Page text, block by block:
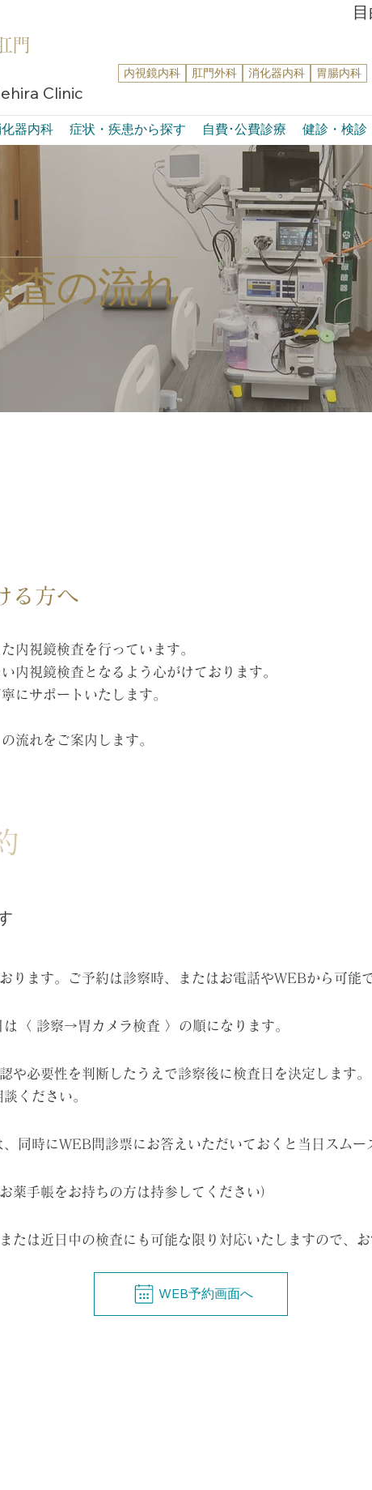
門
Clinic
内視鏡内科 肛門外科 消化器内科 胃腸内科
器内科 症状・疾患から探す 自費･公費診療 健診・検診
査の流れ
る方へ
内視鏡検査を行っています。
内視鏡検査となるよう心がけております。
にサポートいたします。
流れをご案内します。
ります。ご予約は診察時、またはお電話やWEBから可能
〈 診察→胃カメラ検査 〉の順になります。
や必要性を判断したうえで診察後に検査日を決定します。
ください。
同時にWEB問診票にお答えいただいておくと当日スムー
薬手帳をお持ちの方は持参してください）
たは近日中の検査にも可能な限り対応いたしますので、
WEB予約画面へ